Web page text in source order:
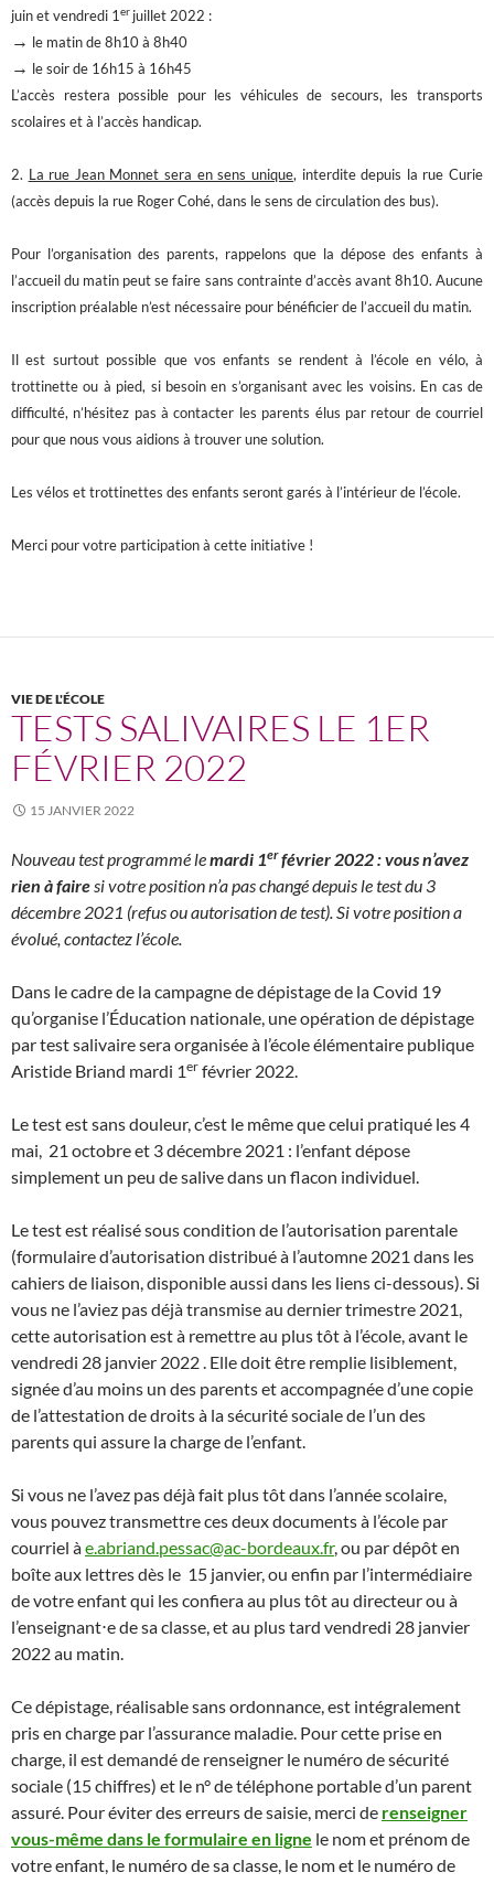
juin et vendredi 1er juillet 2022 :
→ le matin de 8h10 à 8h40
→ le soir de 16h15 à 16h45
L’accès restera possible pour les véhicules de secours, les transports
scolaires et à l’accès handicap.
2. La rue Jean Monnet sera en sens unique, interdite depuis la rue Curie
(accès depuis la rue Roger Cohé, dans le sens de circulation des bus).
Pour l’organisation des parents, rappelons que la dépose des enfants à
l’accueil du matin peut se faire sans contrainte d’accès avant 8h10. Aucune
inscription préalable n’est nécessaire pour bénéficier de l’accueil du matin.
Il est surtout possible que vos enfants se rendent à l’école en vélo, à
trottinette ou à pied, si besoin en s’organisant avec les voisins. En cas de
difficulté, n’hésitez pas à contacter les parents élus par retour de courriel
pour que nous vous aidions à trouver une solution.
Les vélos et trottinettes des enfants seront garés à l’intérieur de l’école.
Merci pour votre participation à cette initiative !
VIE DE L'ÉCOLE
TESTS SALIVAIRES LE 1ER
FÉVRIER 2022
15 JANVIER 2022
Nouveau test programmé lemardi 1erfévrier 2022 : vous n’avez
rien à fairesi votre position n’a pas changé depuis le test du 3
décembre 2021 (refus ou autorisation de test). Si votre position a
évolué, contactez l’école.
Dans le cadre de la campagne de dépistage de la Covid 19
qu’organise l’Éducation nationale, une opération de dépistage
par test salivaire sera organisée à l’école élémentaire publique
Aristide Briand mardi 1er février 2022.
Le test est sans douleur, c’est le même que celui pratiqué les 4
mai, 21 octobre et 3 décembre 2021 : l’enfant dépose
simplement un peu de salive dans un flacon individuel.
Le test est réalisé sous condition de l’autorisation parentale
(formulaire d’autorisation distribué à l’automne 2021 dans les
cahiers de liaison, disponible aussi dans les liens ci-dessous). Si
vous ne l’aviez pas déjà transmise au dernier trimestre 2021,
cette autorisation est à remettre au plus tôt à l’école, avant le
vendredi 28 janvier 2022 . Elle doit être remplie lisiblement,
signée d’au moins un des parents et accompagnée d’une copie
de l’attestation de droits à la sécurité sociale de l’un des
parents qui assure la charge de l’enfant.
Si vous ne l’avez pas déjà fait plus tôt dans l’année scolaire,
vous pouvez transmettre ces deux documents à l’école par
courriel àe.abriand.pessac@ac-bordeaux.fr, ou par dépôt en
boîte aux lettres dès le 15 janvier, ou enfin par l’intermédiaire
de votre enfant qui les confiera au plus tôt au directeur ou à
l’enseignant⋅e de sa classe, et au plus tard vendredi 28 janvier
2022 au matin.
Ce dépistage, réalisable sans ordonnance, est intégralement
pris en charge par l’assurance maladie. Pour cette prise en
charge, il est demandé de renseigner le numéro de sécurité
sociale (15 chiffres) et le n° de téléphone portable d’un parent
assuré. Pour éviter des erreurs de saisie, merci de renseigner
vous-même dans le formulaire en ligne le nom et prénom de
votre enfant, le numéro de sa classe, le nom et le numéro de